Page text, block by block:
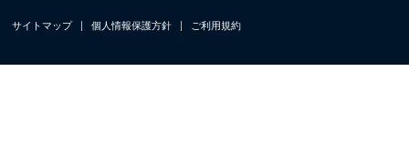
サイトマップ 個人情報保護方針 ご利用規約